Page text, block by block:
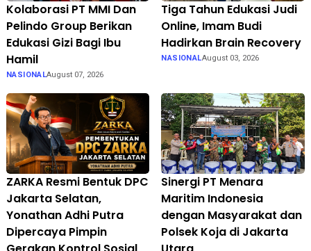
Kolaborasi PT MMI Dan
Pelindo Group Berikan
Edukasi Gizi Bagi Ibu
Hamil
NASIONALAugust 07, 2026
Tiga Tahun Edukasi Judi
Online, Imam Budi
Hadirkan Brain Recovery
NASIONALAugust 03, 2026
ZARKA Resmi Bentuk DPC
Jakarta Selatan,
Yonathan Adhi Putra
Dipercaya Pimpin
Sinergi PT Menara
Maritim Indonesia
dengan Masyarakat dan
Polsek Koja di Jakarta